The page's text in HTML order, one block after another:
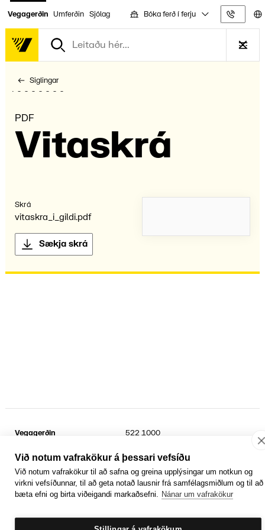
Vegagerðin Umferðin Sjólag Bóka ferð í ferju
Siglingar
PDF
Vita­skrá
Skrá
vitaskra_i_gildi.pdf
Sækja skrá
Vegagerðin
210 Garðabær
522 1000
Sími umferðarþjónustu
Laus störf
Persónuvernd og öryggi gagna
Hafa samband
Facebook
YouTube
Við notum vafrakökur á þessari vefsíðu
Við notum vafrakökur til að safna og greina upplýsingar um notkun og
virkni vefsíðunnar, til að geta notað lausnir frá samfélagsmiðlum og til að
bæta efni og birta viðeigandi markaðsefni. Nánar um vafrakökur